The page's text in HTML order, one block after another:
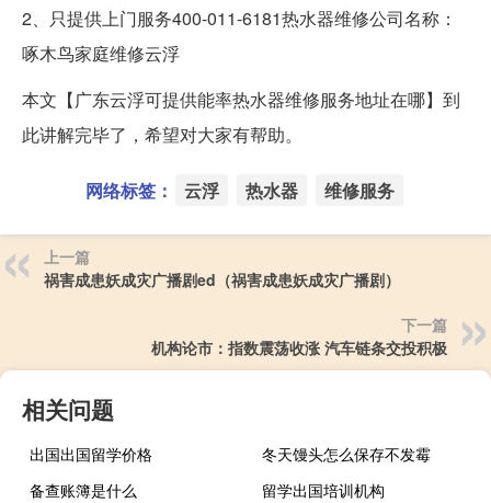
2、只提供上门服务400-011-6181热水器维修公司名称：
啄木鸟家庭维修云浮
本文【广东云浮可提供能率热水器维修服务地址在哪】到
此讲解完毕了，希望对大家有帮助。
网络标签： 云浮 热水器 维修服务
上一篇
祸害成患妖成灾广播剧ed（祸害成患妖成灾广播剧）
下一篇
机构论市：指数震荡收涨 汽车链条交投积极
相关问题
出国出国留学价格
冬天馒头怎么保存不发霉
备查账簿是什么
留学出国培训机构